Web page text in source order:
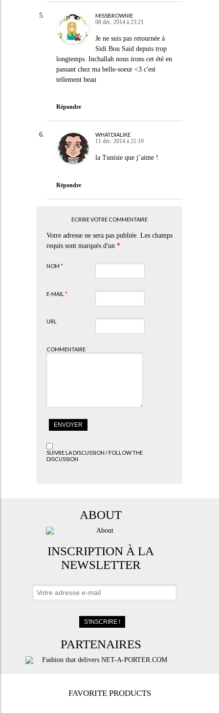
MISSBROWNIE
08 déc. 2014 à 23:21
Je ne suis pas retournée à
Sidi Bou Said depuis trop
longtemps. Inchallah nous irons cet été en
passant chez ma belle-soeur <3 c'est
tellement beau
Répondre
WHATDIALIKE
11 déc. 2014 à 21:19
la Tunisie que j’aime !
Répondre
ECRIRE VOTRE COMMENTAIRE
Votre adresse ne sera pas publiée. Les champs
requis sont marqués d'un *
NOM *
E-MAIL *
URL
COMMENTAIRE
SUIVRE LA DISCUSSION / FOLLOW THE
DISCUSSION
ABOUT
INSCRIPTION À LA
NEWSLETTER
PARTENAIRES
FAVORITE PRODUCTS